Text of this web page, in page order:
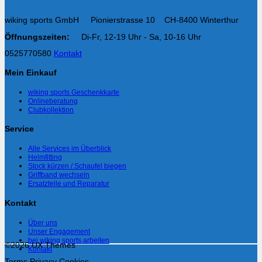
wiking sports GmbH Pionierstrasse 10 CH-8400 Winterthur
Öffnungszeiten: Di-Fr, 12-19 Uhr - Sa, 10-16 Uhr
0525770580 Kontakt
Mein Einkauf
wiking sports Geschenkkarte
Onlineberatung
Clubkollektion
Service
Alle Services im Überblick
Helmfitting
Stock kürzen / Schaufel biegen
Griffband wechseln
Ersatzteile und Reparatur
Kontakt
Über uns
Unser Engagement
bei wiking sports arbeiten
Kontakt
©2026 UX Themes